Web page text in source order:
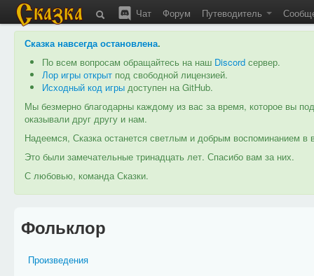
Чат Форум Путеводитель
Сказка навсегда остановлена.
По всем вопросам обращайтесь на наш Discord сервер.
Лор игры открыт под свободной лицензией.
Исходный код игры доступен на GitHub.
Мы безмерно благодарны каждому из вас за время, которое вы
оказывали друг другу и нам.
Надеемся, Сказка останется светлым и добрым воспоминанием
Это были замечательные тринадцать лет. Спасибо вам за них.
С любовью, команда Сказки.
Фольклор
Произведения